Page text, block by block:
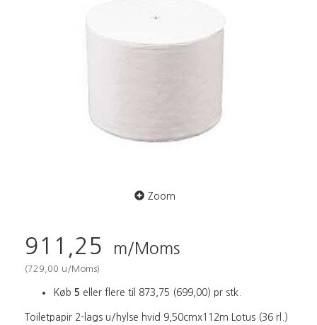
Zoom
911,25 m/Moms
(729,00 u/Moms)
Køb 5 eller flere til 873,75 (699,00) pr stk.
Toiletpapir 2-lags u/hylse hvid 9,50cmx112m Lotus (36 rl.)